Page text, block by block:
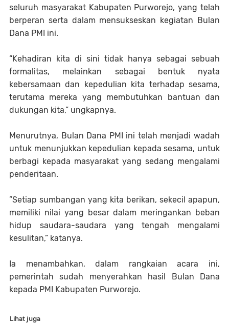
seluruh masyarakat Kabupaten Purworejo, yang telah
berperan serta dalam mensukseskan kegiatan Bulan
Dana PMI ini.
“Kehadiran kita di sini tidak hanya sebagai sebuah
formalitas, melainkan sebagai bentuk nyata
kebersamaan dan kepedulian kita terhadap sesama,
terutama mereka yang membutuhkan bantuan dan
dukungan kita,” ungkapnya.
Menurutnya, Bulan Dana PMI ini telah menjadi wadah
untuk menunjukkan kepedulian kepada sesama, untuk
berbagi kepada masyarakat yang sedang mengalami
penderitaan.
”Setiap sumbangan yang kita berikan, sekecil apapun,
memiliki nilai yang besar dalam meringankan beban
hidup saudara-saudara yang tengah mengalami
kesulitan,” katanya.
Ia menambahkan, dalam rangkaian acara ini,
pemerintah sudah menyerahkan hasil Bulan Dana
kepada PMI Kabupaten Purworejo.
Lihat juga